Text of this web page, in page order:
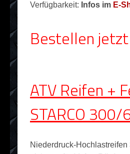
Verfügbarkeit: Infos im E-
Bestellen jetzt
ATV Reifen +
STARCO
Niederdruck-Hochlastreifen